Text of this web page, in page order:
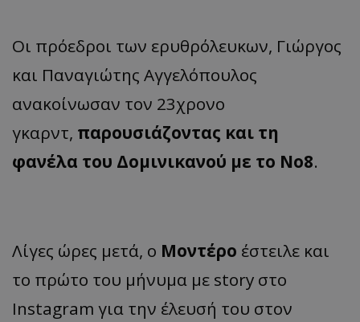
Οι πρόεδροι των ερυθρόλευκων, Γιώργος
και Παναγιώτης Αγγελόπουλος
ανακοίνωσαν τον 23χρονο
γκαρντ, παρουσιάζοντας και τη
φανέλα του Δομινικανού με το Νο8.
Λίγες ώρες μετά, ο Μοντέρο έστειλε και
το πρώτο του μήνυμα με story στο
Instagram για την έλευσή του στον